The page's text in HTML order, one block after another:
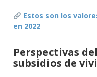
Estos son los
en 2022
Perspectivas
subsidios de